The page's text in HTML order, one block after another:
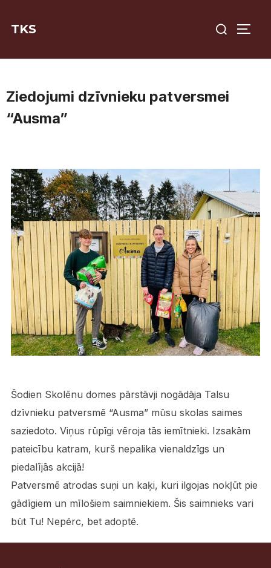
TKS
for:
Ziedojumi dzīvnieku patversmei
“Ausma”
Šodien Skolēnu domes pārstāvji nogādāja Talsu
dzīvnieku patversmē “Ausma” mūsu skolas saimes
saziedoto. Viņus rūpīgi vēroja tās iemītnieki. Izsakām
pateicību katram, kurš nepalika vienaldzīgs un
piedalījās akcijā!
Patversmē atrodas suņi un kaķi, kuri ilgojas nokļūt pie
gādīgiem un mīlošiem saimniekiem. Šis saimnieks vari
būt Tu! Nepērc, bet adoptē.